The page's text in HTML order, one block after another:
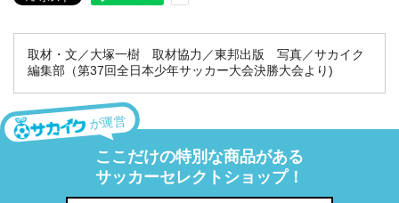
取材・文／大塚一樹 取材協力／東邦出版 写真／サカイク
編集部（第37回全日本少年サッカー大会決勝大会より)
が運営
ここだけの特別な商品がある
サッカーセレクトショップ！